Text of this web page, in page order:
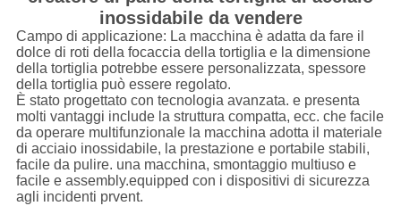
inossidabile da vendere
Campo di applicazione: La macchina è adatta da fare il
dolce di roti della focaccia della tortiglia e la dimensione
della tortiglia potrebbe essere personalizzata, spessore
della tortiglia può essere regolato.
È stato progettato con tecnologia avanzata. e presenta
molti vantaggi include la struttura compatta, ecc. che facile
da operare multifunzionale la macchina adotta il materiale
di acciaio inossidabile, la prestazione e portabile stabili,
facile da pulire. una macchina, smontaggio multiuso e
facile e assembly.equipped con i dispositivi di sicurezza
agli incidenti prvent.